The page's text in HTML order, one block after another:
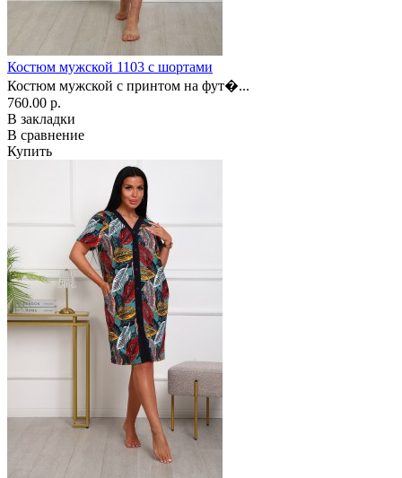
Костюм мужской 1103 с шортами
Костюм мужской с принтом на фут�...
760.00 р.
В закладки
В сравнение
Купить